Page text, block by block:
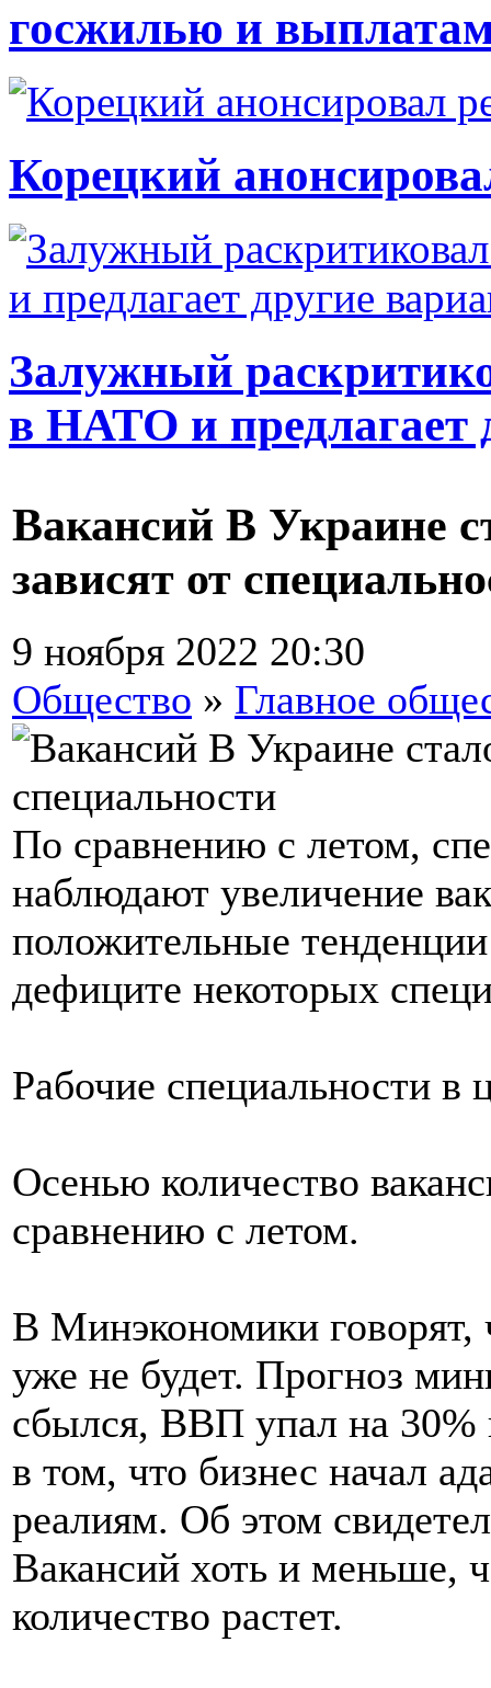
госжилью и
Корецкий
Залужный
в НАТО и предлагает
Вакансий В Украине
зависят от
9 ноября 2022 20:30
Общество » Главное
По сравнению с летом,
наблюдают увеличение
положительные
дефиците некоторых
Рабочие специальности в
Осенью количество
сравнению с летом.
В Минэкономики говорят,
уже не будет. Прогноз
сбылся, ВВП упал на 30%
в том, что бизнес начал
реалиям. Об этом
Вакансий хоть и меньше,
количество растет.